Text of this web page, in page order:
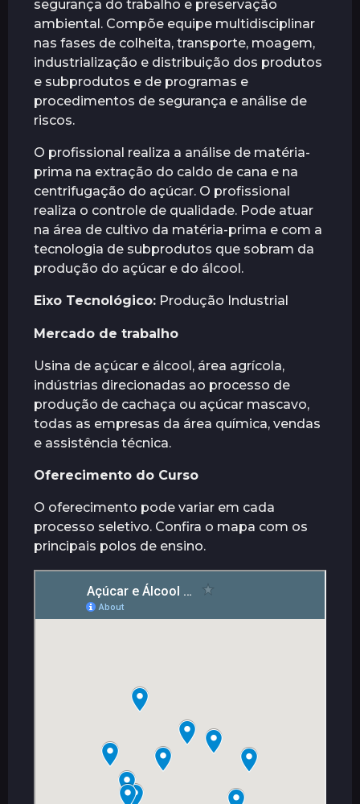
segurança do trabalho e preservação
ambiental. Compõe equipe multidisciplinar
nas fases de colheita, transporte, moagem,
industrialização e distribuição dos produtos
e subprodutos e de programas e
procedimentos de segurança e análise de
riscos.
O profissional realiza a análise de matéria-
prima na extração do caldo de cana e na
centrifugação do açúcar. O profissional
realiza o controle de qualidade. Pode atuar
na área de cultivo da matéria-prima e com a
tecnologia de subprodutos que sobram da
produção do açúcar e do álcool.
Eixo Tecnológico: Produção Industrial
Mercado de trabalho
Usina de açúcar e álcool, área agrícola,
indústrias direcionadas ao processo de
produção de cachaça ou açúcar mascavo,
todas as empresas da área química, vendas
e assistência técnica.
Oferecimento do Curso
O oferecimento pode variar em cada
processo seletivo. Confira o mapa com os
principais polos de ensino.